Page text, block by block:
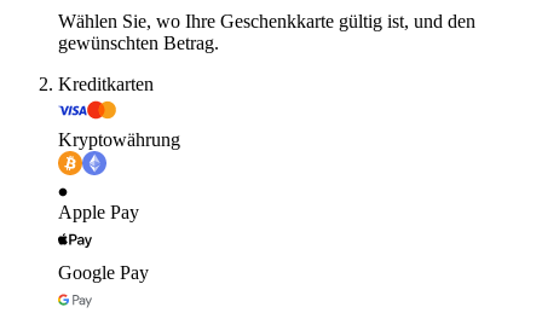
Wählen Sie, wo Ihre Geschenkkarte gültig ist, und den
gewünschten Betrag.
Kreditkarten
Kryptowährung
Apple Pay
Google Pay